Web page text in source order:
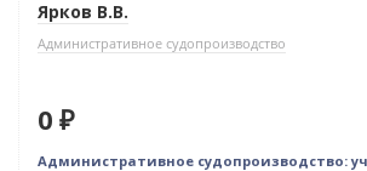
Ярков В.В.
Административное судопроизводство
0 ₽
Административное судопроизводство: